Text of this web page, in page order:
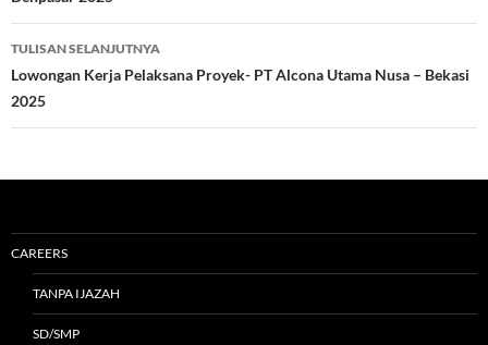
TULISAN SELANJUTNYA
Lowongan Kerja Pelaksana Proyek- PT Alcona Utama Nusa – Bekasi
2025
CAREERS
TANPA IJAZAH
SD/SMP